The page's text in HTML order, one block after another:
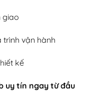
giao
trình vận hành
kế
uy tín ngay từ đầu